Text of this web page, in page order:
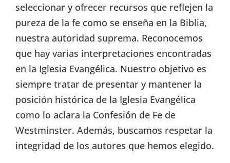
seleccionar y ofrecer recursos que reflejen la
pureza de la fe como se enseña en la Biblia,
nuestra autoridad suprema. Reconocemos
que hay varias interpretaciones encontradas
en la Iglesia Evangélica. Nuestro objetivo es
siempre tratar de presentar y mantener la
posición histórica de la Iglesia Evangélica
como lo aclara la Confesión de Fe de
Westminster. Además, buscamos respetar la
integridad de los autores que hemos elegido.